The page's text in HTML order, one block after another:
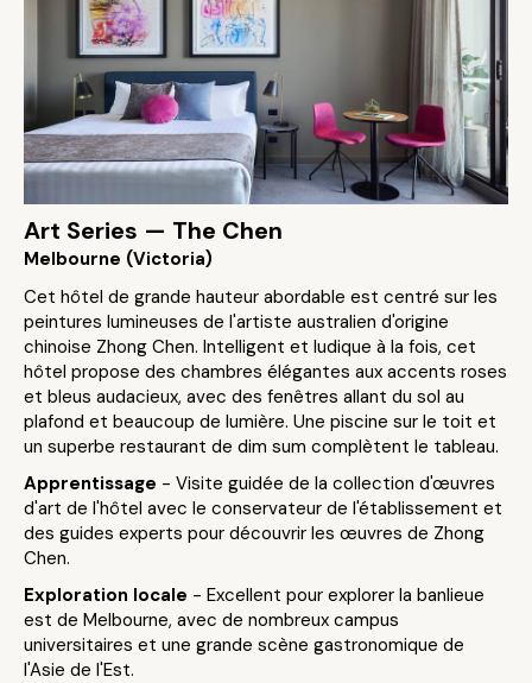
Art Series — The Chen
Melbourne (Victoria)
Cet hôtel de grande hauteur abordable est centré sur les
peintures lumineuses de l'artiste australien d'origine
chinoise Zhong Chen. Intelligent et ludique à la fois, cet
hôtel propose des chambres élégantes aux accents roses
et bleus audacieux, avec des fenêtres allant du sol au
plafond et beaucoup de lumière. Une piscine sur le toit et
un superbe restaurant de dim sum complètent le tableau.
Apprentissage - Visite guidée de la collection d'œuvres
d'art de l'hôtel avec le conservateur de l'établissement et
des guides experts pour découvrir les œuvres de Zhong
Chen.
Exploration locale - Excellent pour explorer la banlieue
est de Melbourne, avec de nombreux campus
universitaires et une grande scène gastronomique de
l'Asie de l'Est.